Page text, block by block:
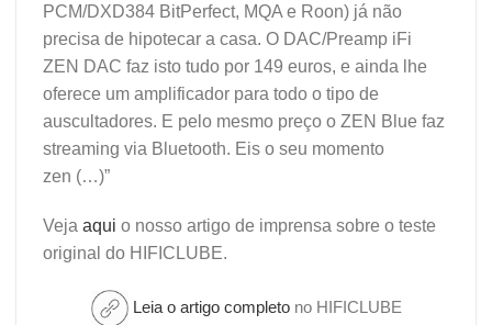
PCM/DXD384 BitPerfect, MQA e Roon) já não
precisa de hipotecar a casa. O DAC/Preamp iFi
ZEN DAC faz isto tudo por 149 euros, e ainda lhe
oferece um amplificador para todo o tipo de
auscultadores. E pelo mesmo preço o ZEN Blue faz
streaming via Bluetooth. Eis o seu momento
zen (…)”
Veja aqui o nosso artigo de imprensa sobre o teste
original do HIFICLUBE.
Leia o artigo completono HIFICLUBE